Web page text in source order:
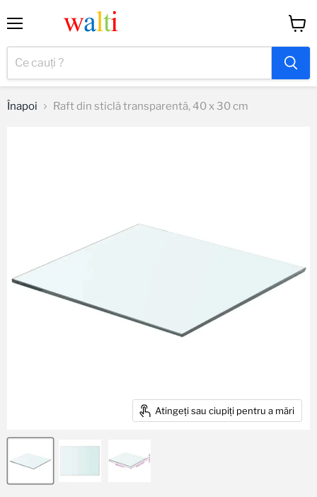
coș
Înapoi Raft din sticlă transparentă, 40 x 30 cm
Atingeți sau ciupiți pentru a mări